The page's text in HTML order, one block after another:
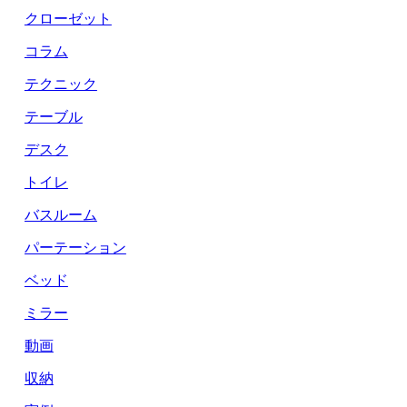
クローゼット
コラム
テクニック
テーブル
デスク
トイレ
バスルーム
パーテーション
ベッド
ミラー
動画
収納